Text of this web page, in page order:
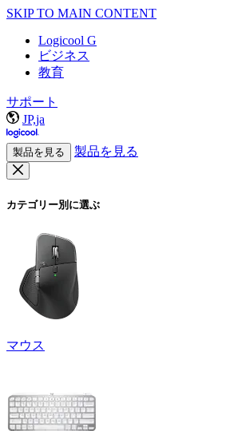
SKIP TO MAIN CONTENT
Logicool G
ビジネス
教育
サポート
JP,ja
製品を見る 製品を見る
カテゴリー別に選ぶ
マウス